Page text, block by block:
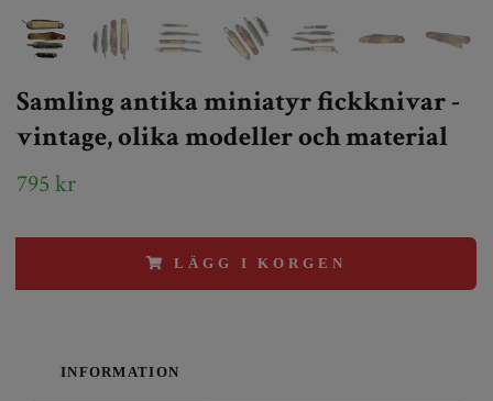
Samling antika miniatyr fickknivar -
vintage, olika modeller och material
795 kr
LÄGG I KORGEN
INFORMATION